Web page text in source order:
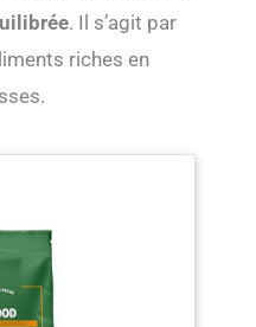
. Il s’agit par
riches en